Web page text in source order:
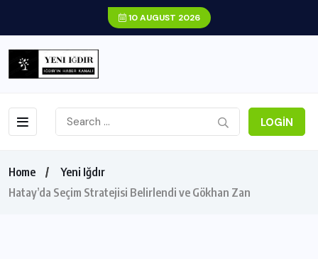
10 AUGUST 2026
LOGIN
Home
Yeni Iğdır
Hatay’da Seçim Stratejisi Belirlendi ve Gökhan Zan